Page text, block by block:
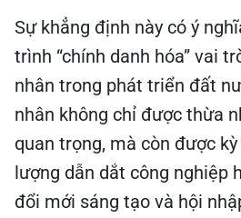
Sự khẳng định này có ý
trình “chính danh hóa” vai
nhân trong phát triển đất
nhân không chỉ được thừa
quan trọng, mà còn được
lượng dẫn dắt công nghiệp
đổi mới sáng tạo và hội